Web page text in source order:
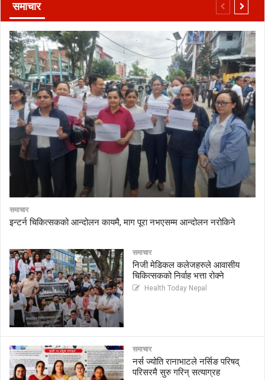
समाचार
समाचार
इन्टर्न चिकित्सकको आन्दोलन कायमै, माग पूरा नभएसम्म आन्दोलन नरोकिने
समाचार
निजी मेडिकल कलेजहरुले आवासीय
चिकित्सकको निर्वाह भत्ता रोक्ने
Health Today Nepal
समाचार
नर्स ज्योति रानाभाटले नर्सिङ परिषद्
परिसरमै सुरु गरिन् सत्याग्रह